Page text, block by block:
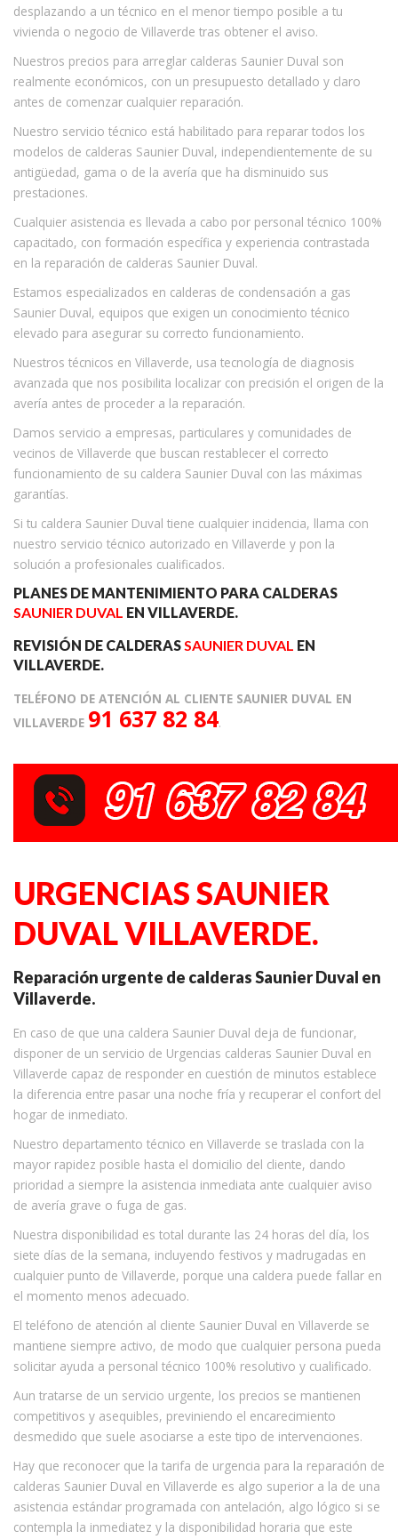
desplazando a un técnico en el menor tiempo posible a tu
vivienda o negocio de Villaverde tras obtener el aviso.
Nuestros precios para arreglar calderas Saunier Duval son
realmente económicos, con un presupuesto detallado y claro
antes de comenzar cualquier reparación.
Nuestro servicio técnico está habilitado para reparar todos los
modelos de calderas Saunier Duval, independientemente de su
antigüedad, gama o de la avería que ha disminuido sus
prestaciones.
Cualquier asistencia es llevada a cabo por personal técnico 100%
capacitado, con formación específica y experiencia contrastada
en la reparación de calderas Saunier Duval.
Estamos especializados en calderas de condensación a gas
Saunier Duval, equipos que exigen un conocimiento técnico
elevado para asegurar su correcto funcionamiento.
Nuestros técnicos en Villaverde, usa tecnología de diagnosis
avanzada que nos posibilita localizar con precisión el origen de la
avería antes de proceder a la reparación.
Damos servicio a empresas, particulares y comunidades de
vecinos de Villaverde que buscan restablecer el correcto
funcionamiento de su caldera Saunier Duval con las máximas
garantías.
Si tu caldera Saunier Duval tiene cualquier incidencia, llama con
nuestro servicio técnico autorizado en Villaverde y pon la
solución a profesionales cualificados.
PLANES DE MANTENIMIENTO PARA CALDERAS
SAUNIER DUVAL EN VILLAVERDE.
REVISIÓN DE CALDERASSAUNIER DUVAL EN
VILLAVERDE.
TELÉFONO DE ATENCIÓN AL CLIENTE SAUNIER DUVAL EN
VILLAVERDE 91 637 82 84.
URGENCIAS SAUNIER
DUVAL VILLAVERDE.
Reparación urgente de calderas Saunier Duval en
Villaverde.
En caso de que una caldera Saunier Duval deja de funcionar,
disponer de un servicio de Urgencias calderas Saunier Duval en
Villaverde capaz de responder en cuestión de minutos establece
la diferencia entre pasar una noche fría y recuperar el confort del
hogar de inmediato.
Nuestro departamento técnico en Villaverde se traslada con la
mayor rapidez posible hasta el domicilio del cliente, dando
prioridad a siempre la asistencia inmediata ante cualquier aviso
de avería grave o fuga de gas.
Nuestra disponibilidad es total durante las 24 horas del día, los
siete días de la semana, incluyendo festivos y madrugadas en
cualquier punto de Villaverde, porque una caldera puede fallar en
el momento menos adecuado.
El teléfono de atención al cliente Saunier Duval en Villaverde se
mantiene siempre activo, de modo que cualquier persona pueda
solicitar ayuda a personal técnico 100% resolutivo y cualificado.
Aun tratarse de un servicio urgente, los precios se mantienen
competitivos y asequibles, previniendo el encarecimiento
desmedido que suele asociarse a este tipo de intervenciones.
Hay que reconocer que la tarifa de urgencia para la reparación de
calderas Saunier Duval en Villaverde es algo superior a la de una
asistencia estándar programada con antelación, algo lógico si se
contempla la inmediatez y la disponibilidad horaria que este